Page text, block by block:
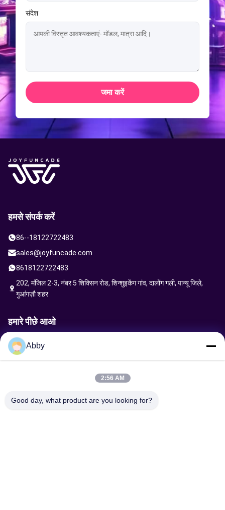
संदेश
जमा करें
हमसे संपर्क करें
86--18122722483
sales@joyfuncade.com
8618122722483
202, मंजिल 2-3, नंबर 5 शिक्सिन रोड, शिन्शुइकेंग गांव, दालोंग गली, पान्यू जिले,
गुआंगज़ौ शहर
हमारे पीछे आओ
Abby
2:56 AM
Good day, what product are you looking for?